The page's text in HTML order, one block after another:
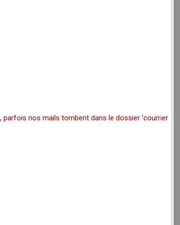
nos mails tombent dans le dossier 'courrier